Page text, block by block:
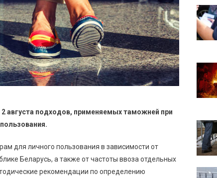
2 августа подходов, применяемых таможней при
для личного пользования в зависимости от
Беларусь, а также от частоты ввоза отдельных
рекомендации по определению